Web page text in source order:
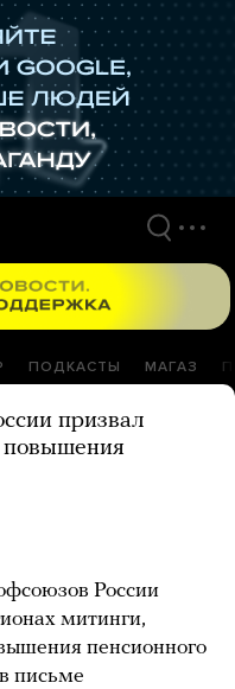
ПОДКАСТЫ МАГАЗ
призвал
повышения
России
митинги,
пенсионного
письме